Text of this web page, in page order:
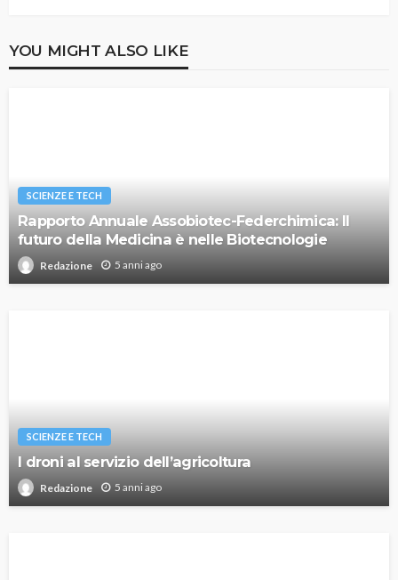
YOU MIGHT ALSO LIKE
SCIENZE E TECH
Rapporto Annuale Assobiotec-Federchimica: Il
futuro della Medicina è nelle Biotecnologie
Redazione 5 anni ago
SCIENZE E TECH
I droni al servizio dell’agricoltura
Redazione 5 anni ago